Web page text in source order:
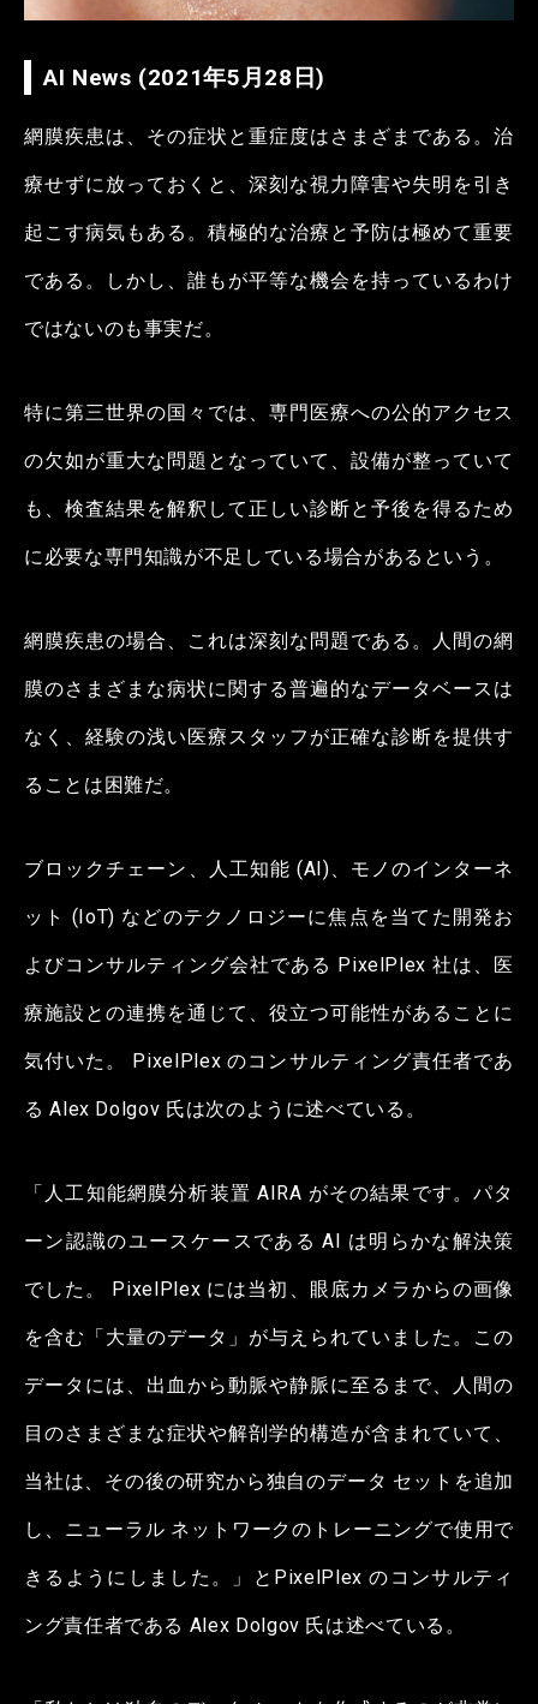
AI News (2021年5月28日)
網膜疾患は、その症状と重症度はさまざまである。治
療せずに放っておくと、深刻な視力障害や失明を引き
起こす病気もある。積極的な治療と予防は極めて重要
である。しかし、誰もが平等な機会を持っているわけ
ではないのも事実だ。
特に第三世界の国々では、専門医療への公的アクセス
の欠如が重大な問題となっていて、設備が整っていて
も、検査結果を解釈して正しい診断と予後を得るため
に必要な専門知識が不足している場合があるという。
網膜疾患の場合、これは深刻な問題である。人間の網
膜のさまざまな病状に関する普遍的なデータベースは
なく、経験の浅い医療スタッフが正確な診断を提供す
ることは困難だ。
ブロックチェーン、人工知能 (AI)、モノのインターネ
ット (IoT) などのテクノロジーに焦点を当てた開発お
よびコンサルティング会社である PixelPlex 社は、医
療施設との連携を通じて、役立つ可能性があることに
気付いた。 PixelPlex のコンサルティング責任者であ
る Alex Dolgov 氏は次のように述べている。
「人工知能網膜分析装置 AIRA がその結果です。パタ
ーン認識のユースケースである AI は明らかな解決策
でした。 PixelPlex には当初、眼底カメラからの画像
を含む「大量のデータ」が与えられていました。この
データには、出血から動脈や静脈に至るまで、人間の
目のさまざまな症状や解剖学的構造が含まれていて、
当社は、その後の研究から独自のデータ セットを追加
し、ニューラル ネットワークのトレーニングで使用で
きるようにしました。」とPixelPlex のコンサルティ
ング責任者である Alex Dolgov 氏は述べている。